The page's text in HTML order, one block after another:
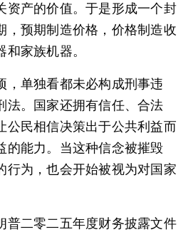
资产的价值。于是形成一个封
，预期制造价格，价格制造收
家族机器。
，单独看都未必构成刑事违
法。国家还拥有信任、合法
公民相信决策出于公共利益而
的能力。当这种信念被摧毁
行为，也会开始被视为对国家
普二零二五年度财务披露文件